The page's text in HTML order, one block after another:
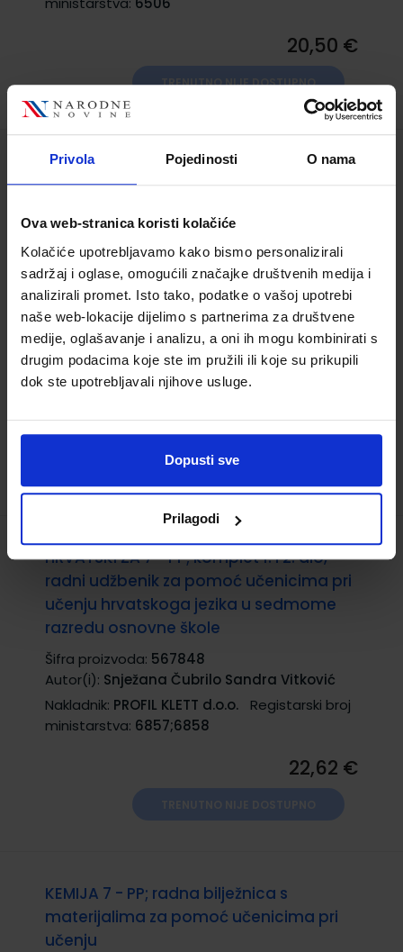
Privola Pojedinosti O nama
Ova web-stranica koristi kolačiće
Kolačiće upotrebljavamo kako bismo personalizirali
sadržaj i oglase, omogućili značajke društvenih medija i
analizirali promet. Isto tako, podatke o vašoj upotrebi
naše web-lokacije dijelimo s partnerima za društvene
medije, oglašavanje i analizu, a oni ih mogu kombinirati s
drugim podacima koje ste im pružili ili koje su prikupili
dok ste upotrebljavali njihove usluge.
Dopusti sve
Prilagodi
20,50 €
TRENUTNO NIJE DOSTUPNO
HRVATSKI BEZ GRANICA 7 - PP;
učenju hrvatskoga jezika i književnosti u
sedmome razredu osnovne škole
Šifra proizvoda:569495
Autor(i):Silvana Rados
Nakladnik:ŠKOLSKA KNJIGA d.d.
Registarski
broj ministarstva:
HRVATSKI ZA 7 - PP; komplet 1. i 2. dio,
radni udžbenik za pomoć učenicima pri
učenju hrvatskoga jezika u sedmome
razredu osnovne škole
Šifra proizvoda: 567848
Autor(i): Snježana Čubrilo Sandra Vitković
Nakladnik: PROFIL KLETT d.o.o.
Registarski broj
ministarstva: 6857;6858
22,62 €
KEMIJA 7 - PP; radna bilježnica s
materijalima za pomoć učenicima pri
učenju